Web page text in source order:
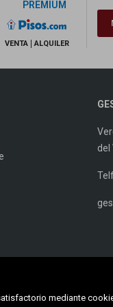
mediante
PREMIUM
VENTA ALQUILER
del
Mapa Web